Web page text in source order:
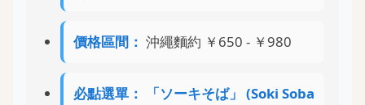
價格區間： 沖繩麵約 ￥650 - ￥980
必點選單：
「ソーキそば」 (Soki Soba